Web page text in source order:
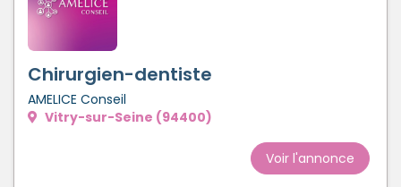
Chirurgien-dentiste
AMELICE Conseil
Vitry-sur-Seine (94400)
Voir l'annonce